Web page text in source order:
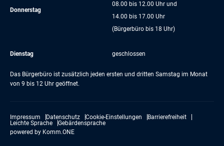
Donnerstag
08.00 bis 12.00 Uhr und
14.00 bis 17.00 Uhr
(Bürgerbüro bis 18 Uhr)
Dienstag geschlossen
Das Bürgerbüro ist zusätzlich jeden ersten und dritten Samstag im Monat
von 9 bis 12 Uhr geöffnet.
Impressum Datenschutz Cookie-Einstellungen
Barrierefreiheit
Leichte Sprache
Gebärdensprache
powered by Komm.ONE